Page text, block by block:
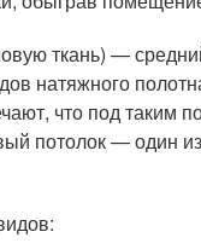
ткань) —
натяжного
что под таким
потолок — один